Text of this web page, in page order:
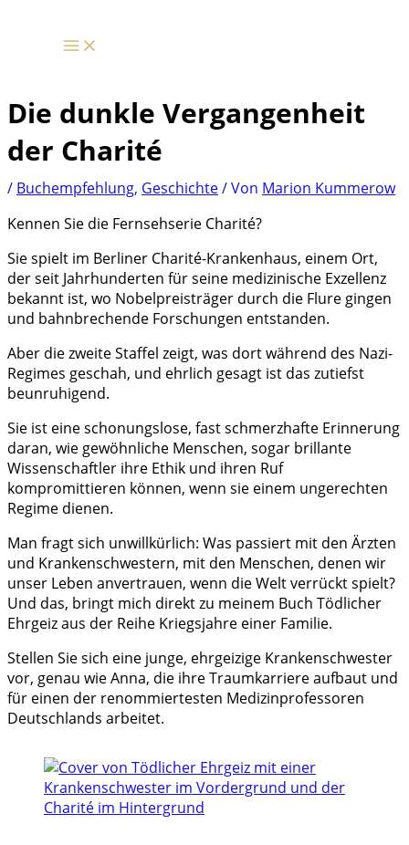
springen
Die dunkle Vergangenheit
der Charité
/ Buchempfehlung, Geschichte/ Von Marion Kummerow
Kennen Sie die Fernsehserie Charité?
Sie spielt im Berliner Charité-Krankenhaus, einem Ort,
der seit Jahrhunderten für seine medizinische Exzellenz
bekannt ist, wo Nobelpreisträger durch die Flure gingen
und bahnbrechende Forschungen entstanden.
Aber die zweite Staffel zeigt, was dort während des Nazi-
Regimes geschah, und ehrlich gesagt ist das zutiefst
beunruhigend.
Sie ist eine schonungslose, fast schmerzhafte Erinnerung
daran, wie gewöhnliche Menschen, sogar brillante
Wissenschaftler ihre Ethik und ihren Ruf
kompromittieren können, wenn sie einem ungerechten
Regime dienen.
Man fragt sich unwillkürlich: Was passiert mit den Ärzten
und Krankenschwestern, mit den Menschen, denen wir
unser Leben anvertrauen, wenn die Welt verrückt spielt?
Und das, bringt mich direkt zu meinem Buch Tödlicher
Ehrgeiz aus der Reihe Kriegsjahre einer Familie.
Stellen Sie sich eine junge, ehrgeizige Krankenschwester
vor, genau wie Anna, die ihre Traumkarriere aufbaut und
für einen der renommiertesten Medizinprofessoren
Deutschlands arbeitet.